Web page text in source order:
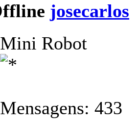
josecarlos
Mini Robot
Mensagens: 433